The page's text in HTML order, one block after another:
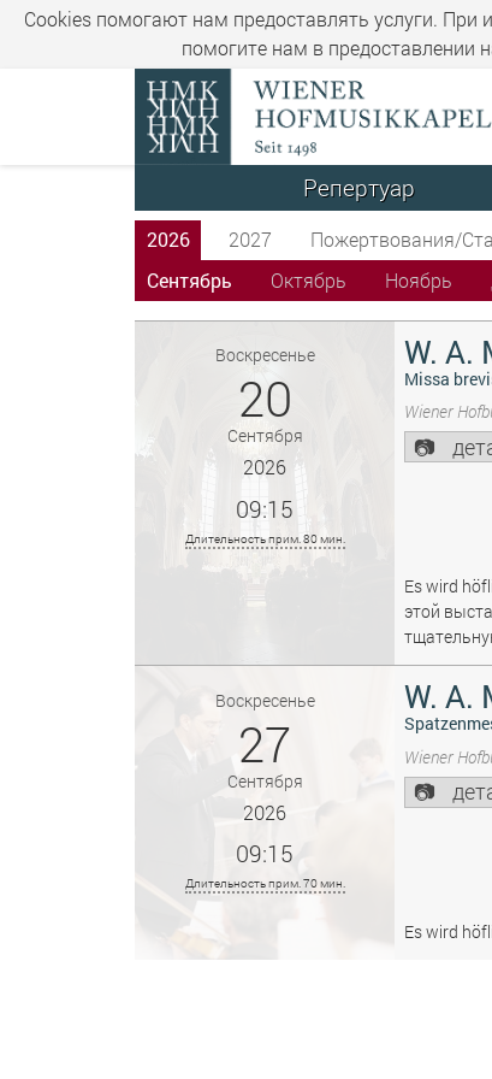
Cookies помогают нам предоставлять услуги.
помогите нам в предоставлении
Репертуар
2026 2027 Пожертвования/
Сентябрь
Октябрь Ноябрь
Воскресенье
20
Сентября
2026
09:15
Длительность прим. 80 мин.
W. A.
Missa
Wiener
Es wird
этой
Воскресенье
27
Сентября
2026
09:15
Длительность прим. 70 мин.
W. A.
Wiener
Es wird